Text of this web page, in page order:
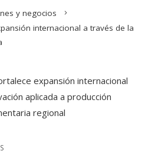
y negocios
internacional a través de la